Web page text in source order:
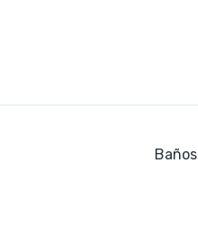
Baños